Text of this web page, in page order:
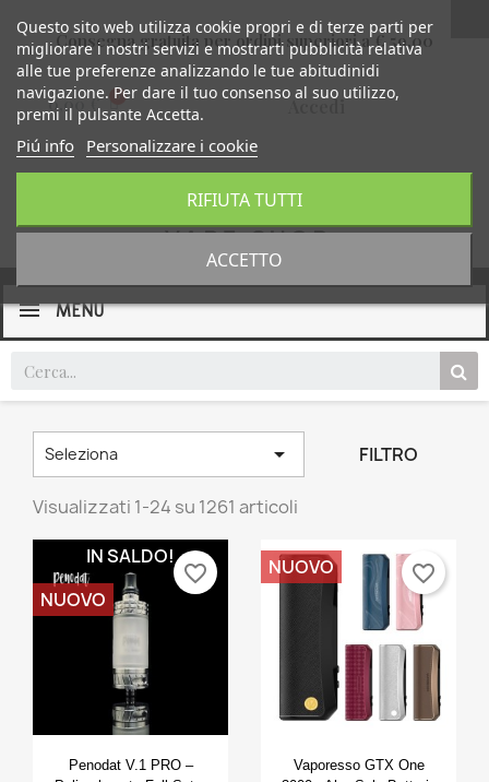
Consegna gratuita per ordini superiori a € 59,00
0,00 €
MENU
Seleziona  FILTRO
Visualizzati 1-24 su 1261 articoli
Anteprima
Penodat V.1 PRO –
IN SALDO!
NUOVO
favorite_border
Anteprima
Vaporesso GTX One
NUOVO favorite_border
Questo sito web utilizza cookie propri e di terze parti per
migliorare i nostri servizi e mostrarti pubblicità relativa
alle tue preferenze analizzando le tue abitudinidi
navigazione. Per dare il tuo consenso al suo utilizzo,
premi il pulsante Accetta.
Piú info Personalizzare i cookie
RIFIUTA TUTTI
ACCETTO